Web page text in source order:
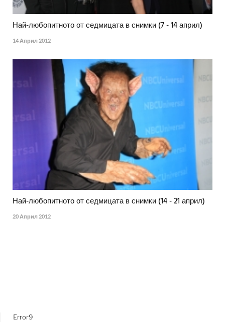
Най-любопитното от седмицата в снимки (7 - 14 април)
14 Април 2012
Най-любопитното от седмицата в снимки (14 - 21 април)
20 Април 2012
Error9